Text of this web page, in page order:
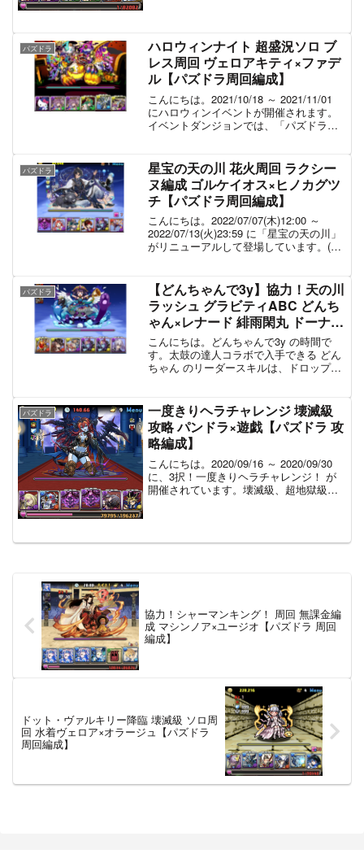
パズドラ
ハロウィンナイト 超盛況ソロ ブ
レス周回 ヴェロアキティ×ファデ
ル【パズドラ周回編成】
こんにちは。2021/10/18 ～ 2021/11/01
にハロウィンイベントが開催されます。
イベントダンジョンでは、「パズドラ仮
今回は、ヴェロアキティ × ファデル...
パズドラ
星宝の天の川 花火周回 ラクシー
ヌ編成 ゴルケイオス×ヒノカグツ
チ【パズドラ周回編成】
こんにちは。2022/07/07(木)12:00 ～
2022/07/13(火)23:59 に「星宝の天の川」
がリニューアルして登場しています。(過
パズドラ
【どんちゃんで3y】協力！天の川
ラッシュ グラビティABC どんち
ゃん×レナード 緋雨閑丸 ドーナ
【パズドラ周回編成】
こんにちは。どんちゃんで3y の時間で
す。太鼓の達人コラボで入手できる どん
ちゃん のリーダースキルは、ドロップ操
の音をみんなに響かせようという企画で
す。今回は、「協...
パズドラ
一度きりヘラチャレンジ 壊滅級
攻略 パンドラ×遊戯【パズドラ 攻
略編成】
こんにちは。2020/09/16 ～ 2020/09/30
に、3択！一度きりヘラチャレンジ！ が
開催されています。壊滅級、超地獄級、
協力！シャーマンキング！ 周回 無課金編
成 マシンノア×ユージオ【パズドラ 周回
編成】
ドット・ヴァルキリー降臨 壊滅級 ソロ周
回 水着ヴェロア×オラージュ【パズドラ
周回編成】